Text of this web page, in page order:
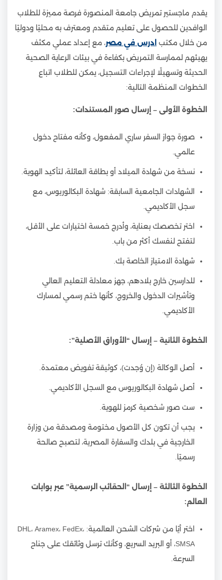
يقدم ماجستير تمريض جامعة المنصورة فرصة مميزة للطلاب
الوافدين للحصول على تعليم متقدم ومعترف به محليًا ودوليًا
من خلال مكتب ادرس في مصر، مع إعداد عملي مكثف
يهيئهم لممارسة التمريض بكفاءة في بيئات الرعاية الصحية
الحديثة وتسهيلًا لإجراءات التسجيل، يمكن للطلاب اتباع
الخطوات المنظمة التالية:
الخطوة الأولى – إرسال صور المستندات:
صورة جواز السفر ساري المفعول، وكأنه مفتاح دخول
عالمي.
نسخة من شهادة الميلاد أو بطاقة العائلة، لتأكيد الهوية.
الشهادات الجامعية السابقة: شهادة البكالوريوس، مع
سجل الأكاديمي.
اختر تخصصك بعناية، وأدرج خمسة اختيارات على الأقل،
لتفتح لنفسك أكثر من باب.
شهادة الامتياز الخاصة بك.
للدارسين خارج بلادهم، جهز معادلة التعليم العالي
وتأشيرات الدخول والخروج، كأنها ختم رسمي لمسارك
الأكاديمي.
الخطوة الثانية – إرسال “الأوراق الأصلية”:
أصل الوكالة (إن وُجدت)، كوثيقة تفويض معتمدة.
أصل شهادة البكالوريوس مع السجل الأكاديمي.
ست صور شخصية كرمز للهوية.
يجب أن تكون كل الأصول مختومة ومصدقة من وزارة
الخارجية في بلدك والسفارة المصرية، لتصبح صالحة
رسميًا.
الخطوة الثالثة – إرسال “الحقائب الرسمية” عبر بوابات
العالم:
اختر أيًا من شركات الشحن العالمية: DHL، Aramex، FedEx،
SMSA، أو البريد السريع، وكأنك ترسل وثائقك على جناح
السرعة.